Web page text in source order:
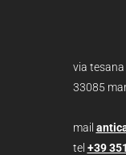
via
33085
mail
tel +39